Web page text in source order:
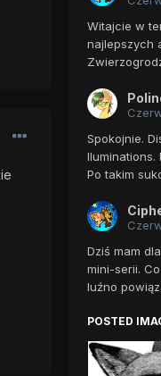
Witajcie w
najlepszych
Spokojnie.
Iluminations.
Po takim
Dziś mam
mini-serii.
luźno
POSTED